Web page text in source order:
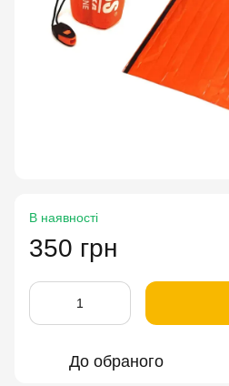
В наявності
350 грн
До обраного